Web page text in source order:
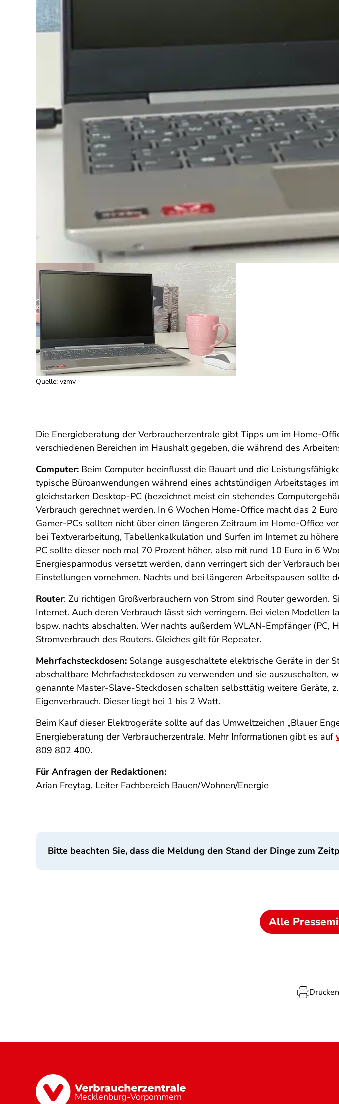
Quelle: vzmv
Die Energieberatung der Verbraucherzentrale gibt Tipps um im Home-
verschiedenen Bereichen im Haushalt gegeben, die während des
Computer: Beim Computer beeinflusst die Bauart und die
typische Büroanwendungen während eines achtstündigen Arbeitstages
gleichstarken Desktop-PC (bezeichnet meist ein stehendes
Verbrauch gerechnet werden. In 6 Wochen Home-Office macht das 2
Gamer-PCs sollten nicht über einen längeren Zeitraum im Home-Office
bei Textverarbeitung, Tabellenkalkulation und Surfen im Internet zu
PC sollte dieser noch mal 70 Prozent höher, also mit rund 10 Euro in 6
Energiesparmodus versetzt werden, dann verringert sich der Verbrauch
Einstellungen vornehmen. Nachts und bei längeren Arbeitspausen sollte
Router: Zu richtigen Großverbrauchern von Strom sind Router
Internet. Auch deren Verbrauch lässt sich verringern. Bei vielen
bspw. nachts abschalten. Wer nachts außerdem WLAN-Empfänger (PC,
Stromverbrauch des Routers. Gleiches gilt für Repeater.
Mehrfachsteckdosen: Solange ausgeschaltete elektrische Geräte in der
abschaltbare Mehrfachsteckdosen zu verwenden und sie
genannte Master-Slave-Steckdosen schalten selbsttätig weitere Geräte,
Eigenverbrauch. Dieser liegt bei 1 bis 2 Watt.
Beim Kauf dieser Elektrogeräte sollte auf das Umweltzeichen „Blauer
Energieberatung der Verbraucherzentrale. Mehr Informationen gibt es auf
809 802 400.
Für Anfragen der Redaktionen:
Arian Freytag, Leiter Fachbereich Bauen/Wohnen/Energie
Bitte beachten Sie, dass die Meldung den Stand der Dinge zum
Alle
Mecklenburg-Vorpommern